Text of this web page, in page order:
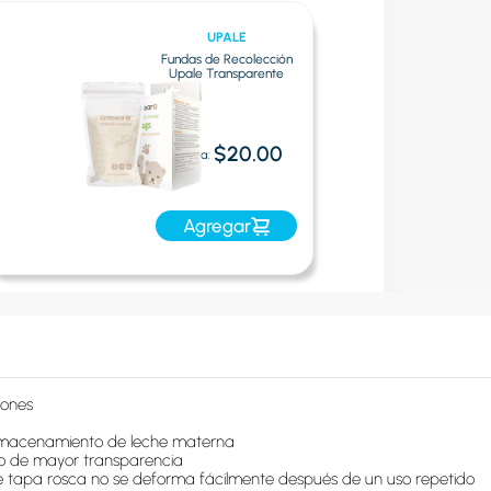
UPALE
Fundas de Recolección
Upale Transparente
Oferta: $20.00
Agregar
de leche materna
de mayor transparencia
tapa rosca no se deforma fácilmente después de un uso repetido